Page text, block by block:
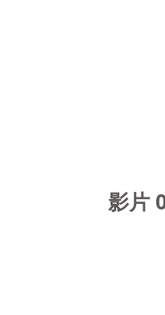
影片